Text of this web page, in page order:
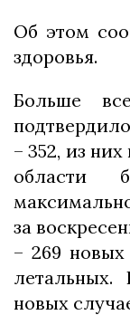
Об этом
здоровья.
Больше
– 352, из
области
за
– 269
новых